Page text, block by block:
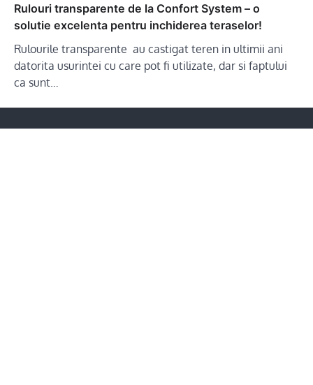
Rulouri transparente de la Confort System – o
solutie excelenta pentru inchiderea teraselor!
Rulourile transparente au castigat teren in ultimii ani
datorita usurintei cu care pot fi utilizate, dar si faptului
ca sunt…